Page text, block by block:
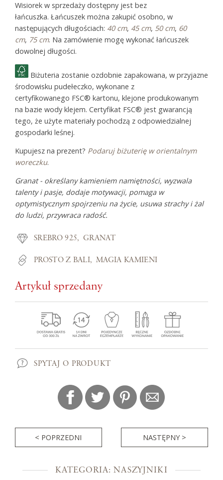
Wisiorek w sprzedaży dostępny jest bez
łańcuszka. Łańcuszek można zakupić osobno, w
następujących długościach: 40 cm, 45 cm, 50 cm, 60
cm, 75 cm. Na zamówienie mogę wykonać łańcuszek
dowolnej długości.
Biżuteria zostanie ozdobnie zapakowana, w przyjazne
środowisku pudełeczko, wykonane z
certyfikowanego FSC® kartonu, klejone produkowanym
na bazie wody klejem. Certyfikat FSC® jest gwarancją
tego, że użyte materiały pochodzą z odpowiedzialnej
gospodarki leśnej.
Kupujesz na prezent? Podaruj biżuterię w orientalnym
woreczku.
Granat - określany kamieniem namiętności, wyzwala
talenty i pasje, dodaje motywacji, pomaga w
optymistycznym spojrzeniu na życie, usuwa strachy i żal
do ludzi, przywraca radość.
SREBRO 925 GRANAT
PROSTO Z BALI MAGIA KAMIENI
Artykuł sprzedany
SPYTAJ O PRODUKT
< POPRZEDNI NASTĘPNY >
KATEGORIA: NASZYJNIKI